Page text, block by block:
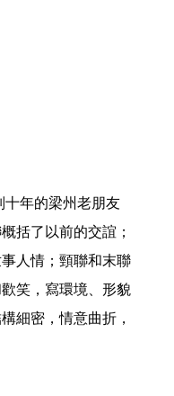
括了以前的交誼；
人情；頸聯和末聯
笑，寫環境、形貌
細密，情意曲折，